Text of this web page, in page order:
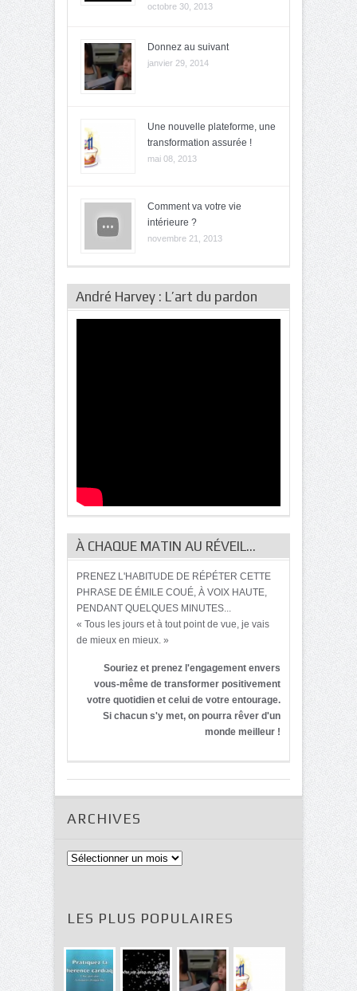
octobre 30, 2013
Donnez au suivant
janvier 29, 2014
Une nouvelle plateforme, une
transformation assurée !
mai 08, 2013
Comment va votre vie
intérieure ?
novembre 21, 2013
André Harvey : L’art du pardon
À CHAQUE MATIN AU RÉVEIL…
PRENEZ L'HABITUDE DE RÉPÉTER CETTE
PHRASE DE ÉMILE COUÉ, À VOIX HAUTE,
PENDANT QUELQUES MINUTES...
« Tous les jours et à tout point de vue, je vais
de mieux en mieux. »
Souriez et prenez l'engagement envers
vous-même de transformer positivement
votre quotidien et celui de votre entourage.
Si chacun s'y met, on pourra rêver d'un
monde meilleur !
ARCHIVES
Archives
LES PLUS POPULAIRES